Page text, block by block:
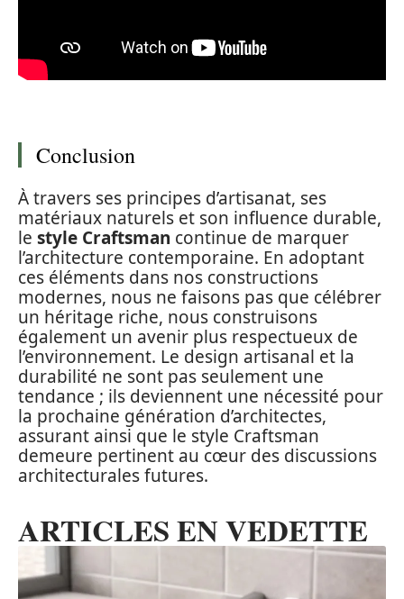
Conclusion
À travers ses principes d’artisanat, ses
matériaux naturels et son influence durable,
le style Craftsman continue de marquer
l’architecture contemporaine. En adoptant
ces éléments dans nos constructions
modernes, nous ne faisons pas que célébrer
un héritage riche, nous construisons
également un avenir plus respectueux de
l’environnement. Le design artisanal et la
durabilité ne sont pas seulement une
tendance ; ils deviennent une nécessité pour
la prochaine génération d’architectes,
assurant ainsi que le style Craftsman
demeure pertinent au cœur des discussions
architecturales futures.
ARTICLES EN VEDETTE